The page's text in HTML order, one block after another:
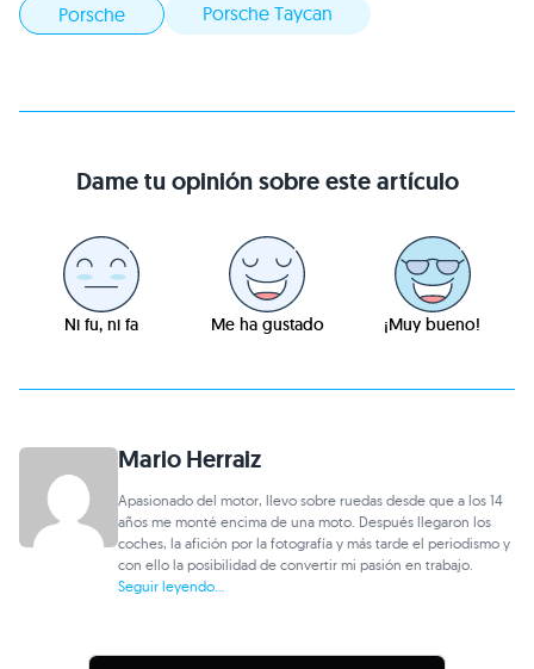
Porsche Porsche Taycan
Dame tu opinión sobre este artículo
Ni fu, ni fa Me ha gustado ¡Muy bueno!
Mario Herraiz
Apasionado del motor, llevo sobre ruedas desde que a los 14
años me monté encima de una moto. Después llegaron los
coches, la afición por la fotografía y más tarde el periodismo y
con ello la posibilidad de convertir mi pasión en trabajo.
Seguir leyendo...